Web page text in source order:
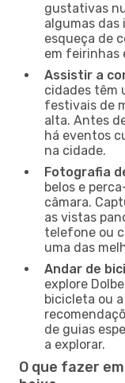
gustativas
algumas das
esqueça de
em feirinhas
Assistir a
cidades têm
festivais de
alta. Antes
há eventos
na cidade.
Fotografia
belos e
câmara.
as vistas
telefone ou
uma das
Andar de
explore
bicicleta ou
de guias
a explorar.
O que fazer